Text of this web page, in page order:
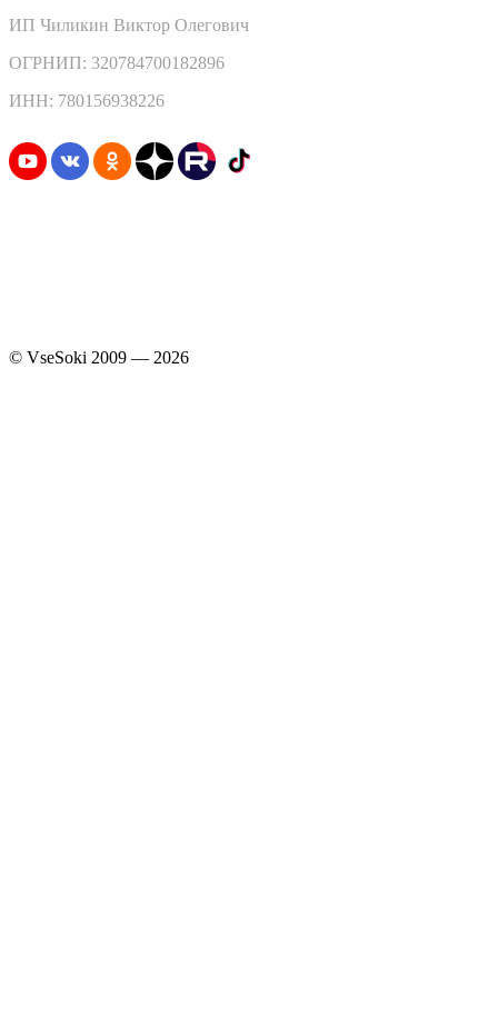
ИП Чиликин Виктор Олегович
ОГРНИП: 320784700182896
ИНН: 780156938226
© VseSoki 2009 — 2026